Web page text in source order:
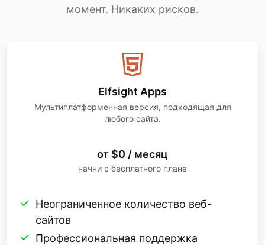
момент. Никаких рисков.
Elfsight Apps
Мультиплатформенная версия, подходящая для
любого сайта.
от $0 / месяц
начни с бесплатного плана
Неограниченное количество веб-
сайтов
Профессиональная поддержка